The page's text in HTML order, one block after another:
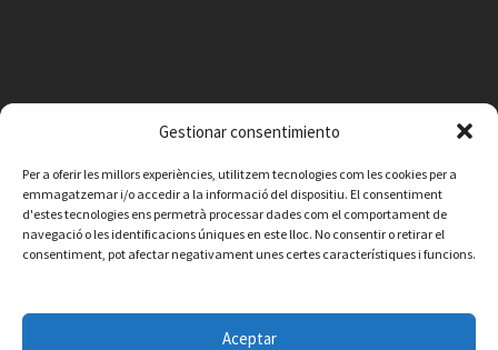
Gestionar consentimiento
Per a oferir les millors experiències, utilitzem tecnologies com les cookies per a
emmagatzemar i/o accedir a la informació del dispositiu. El consentiment
d'estes tecnologies ens permetrà processar dades com el comportament de
navegació o les identificacions úniques en este lloc. No consentir o retirar el
consentiment, pot afectar negativament unes certes característiques i funcions.
Aceptar